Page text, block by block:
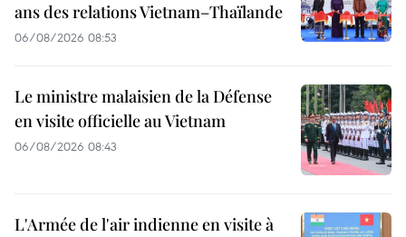
ans des relations Vietnam–Thaïlande
06/08/2026 08:53
Le ministre malaisien de la Défense
en visite officielle au Vietnam
06/08/2026 08:43
L'Armée de l'air indienne en visite à